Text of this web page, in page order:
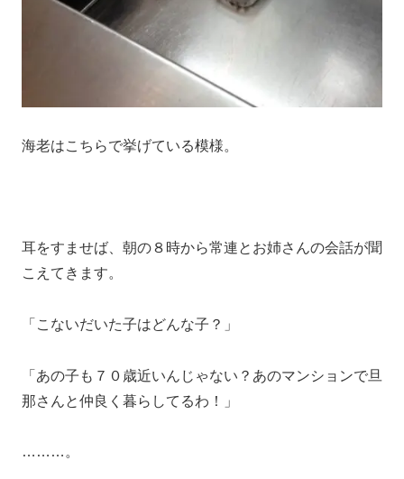
海老はこちらで挙げている模様。
耳をすませば、朝の８時から常連とお姉さんの会話が聞
こえてきます。
「こないだいた子はどんな子？」
「あの子も７０歳近いんじゃない？あのマンションで旦
那さんと仲良く暮らしてるわ！」
………。